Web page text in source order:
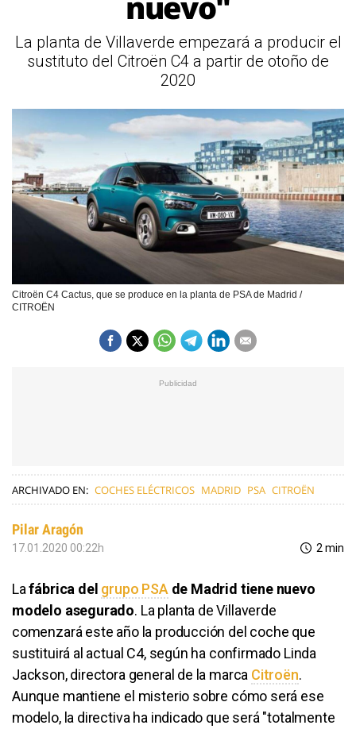
La planta de Villaverde empezará a producir el
sustituto del Citroën C4 a partir de otoño de
2020
Citroën C4 Cactus, que se produce en la planta de PSA de Madrid /
CITROËN
ARCHIVADO EN: COCHES ELÉCTRICOS MADRID PSA CITROËN
Pilar Aragón
17.01.2020 00:22h 2 min
Lafábrica del grupo PSA de Madrid tiene nuevo
modelo asegurado. La planta de Villaverde
comenzará este año la producción del coche que
sustituirá al actual C4, según ha confirmado Linda
Jackson, directora general de la marca Citroën.
Aunque mantiene el misterio sobre cómo será ese
modelo, la directiva ha indicado que será "totalmente